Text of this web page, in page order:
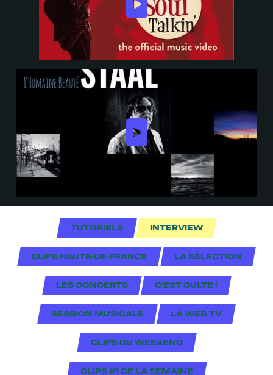
TUTORIELS INTERVIEW
CLIPS HAUTS-DE-FRANCE LA SÉLECTION
LES CONCERTS C'EST CULTE !
SESSION MUSICALE LA WEB TV
CLIPS DU WEEKEND
CLIPS #1 DE LA SEMAINE